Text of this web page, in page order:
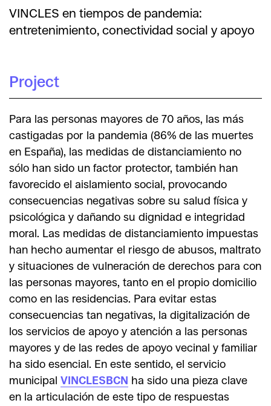
VINCLES en tiempos de pandemia:
entretenimiento, conectividad social y apoyo
Project
Para las personas mayores de 70 años, las más
castigadas por la pandemia (86% de las muertes
en España), las medidas de distanciamiento no
sólo han sido un factor protector, también han
favorecido el aislamiento social, provocando
consecuencias negativas sobre su salud física y
psicológica y dañando su dignidad e integridad
moral. Las medidas de distanciamiento impuestas
han hecho aumentar el riesgo de abusos, maltrato
y situaciones de vulneración de derechos para con
las personas mayores, tanto en el propio domicilio
como en las residencias. Para evitar estas
consecuencias tan negativas, la digitalización de
los servicios de apoyo y atención a las personas
mayores y de las redes de apoyo vecinal y familiar
ha sido esencial. En este sentido, el servicio
municipal VINCLESBCN ha sido una pieza clave
en la articulación de este tipo de respuestas